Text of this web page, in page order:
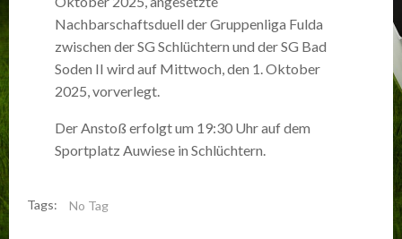
Nachbarschaftsduell der Gruppenliga Fulda
zwischen der SG Schlüchtern und der SG Bad
Soden II wird auf Mittwoch, den 1. Oktober
2025, vorverlegt.
Der Anstoß erfolgt um 19:30 Uhr auf dem
Sportplatz Auwiese in Schlüchtern.
Tags: No Tag